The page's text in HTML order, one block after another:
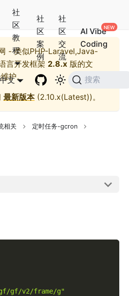
社
区
教
程
社
区
案
例
社
区
交
流
AI Vibe
Coding
文 搜索
- 类似PHP-Laravel,Java-
言开发框架 2.8.x 版的文
护。
最新版本(2.10.x(Latest))。
相关 定时任务-gcron
gf/v2/frame/g"